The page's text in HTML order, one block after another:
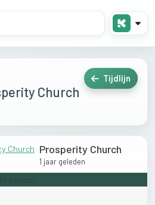
Church
Tijdlijn
Prosperity Church
1 jaar geleden